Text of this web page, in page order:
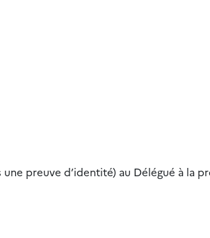
preuve d’identité) au Délégué à la